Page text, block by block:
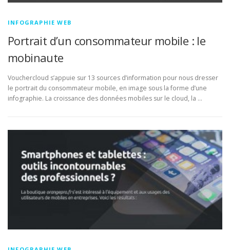
INFOGRAPHIE WEB
Portrait d’un consommateur mobile : le
mobinaute
Vouchercloud s’appuie sur 13 sources d’information pour nous dresser
le portrait du consommateur mobile, en image sous la forme d’une
infographie. La croissance des données mobiles sur le cloud, la …